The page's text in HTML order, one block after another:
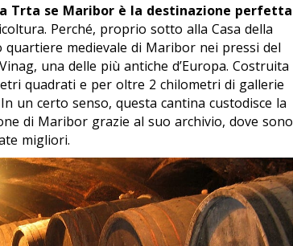
Trta se Maribor è la destinazione perfetta
Perché, proprio sotto alla Casa della
quartiere medievale di Maribor nei pressi del
una delle più antiche d’Europa. Costruita
quadrati e per oltre 2 chilometri di gallerie
un certo senso, questa cantina custodisce la
di Maribor grazie al suo archivio, dove sono
migliori.